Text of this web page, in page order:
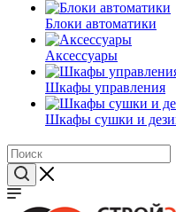
Блоки автоматики
Аксессуары
Шкафы управления
Шкафы сушки и